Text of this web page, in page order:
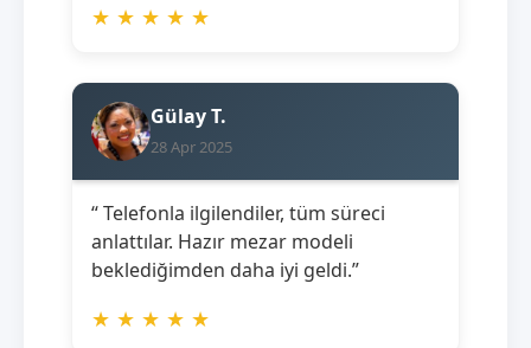
★ ★ ★ ★ ★
Gülay T.
28 Apr 2025
“ Telefonla ilgilendiler, tüm süreci
anlattılar. Hazır mezar modeli
beklediğimden daha iyi geldi.”
★ ★ ★ ★ ★